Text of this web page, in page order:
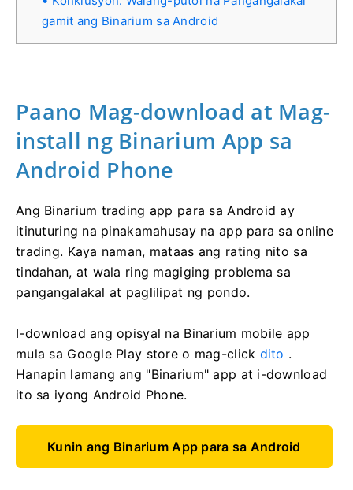
gamit ang Binarium sa Android
Paano Mag-download at Mag-
install ng Binarium App sa
Android Phone
Ang Binarium trading app para sa Android ay
itinuturing na pinakamahusay na app para sa online
trading. Kaya naman, mataas ang rating nito sa
tindahan, at wala ring magiging problema sa
pangangalakal at paglilipat ng pondo.
I-download ang opisyal na Binarium mobile app
mula sa Google Play store o mag-click dito .
Hanapin lamang ang "Binarium" app at i-download
ito sa iyong Android Phone.
Kunin ang Binarium App para sa Android